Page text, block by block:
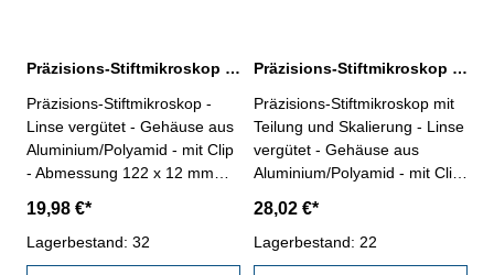
Präzisions-Stiftmikroskop 50 Dioptrie | ohne Skalierung
Präzisions-Stiftmikroskop -
Linse vergütet - Gehäuse aus
Aluminium/Polyamid - mit Clip
- Abmessung 122 x 12 mm
19,98 €*
Lagerbestand: 32
Präzisions-Stiftmikroskop 50 Dioptrie | Skalierung B
Präzisions-Stiftmikroskop mit
Teilung und Skalierung - Linse
vergütet - Gehäuse aus
Aluminium/Polyamid - mit Clip
Dioptrie 50 Sichtfeld 2,0 mm
Messlänge 2,0 mm Teilung
0,02 mm, Skalierung B
28,02 €*
Lagerbestand: 22